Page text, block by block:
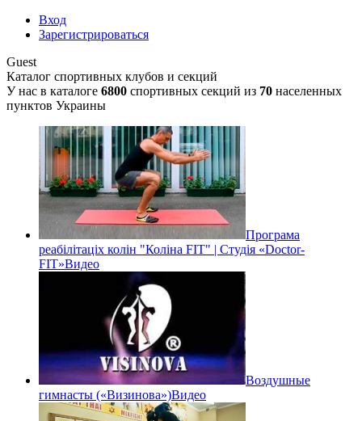
Вход
Зарегистрироваться
Guest
Каталог спортивных клубов и секций
У нас в каталоге 6800 спортивных секций из 70 населенных
пунктов Украины
Програма
реабілітаціх колін "Коліна FIT" | Студія «Doctor-
FIT»Видео
Воздушные
гимнасты («Визинова»)Видео